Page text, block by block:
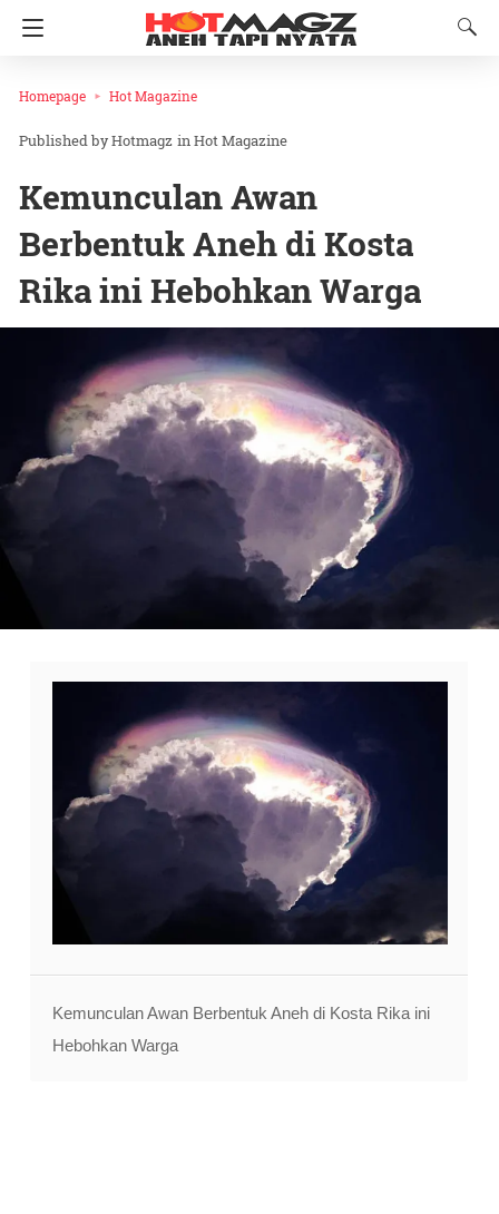
Homepage Hot Magazine
Hotmagz inHot Magazine
Kemunculan Awan
Berbentuk Aneh di Kosta
Rika ini Hebohkan Warga
Kemunculan Awan Berbentuk Aneh di Kosta Rika ini
Hebohkan Warga